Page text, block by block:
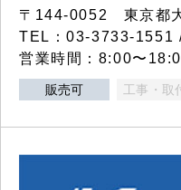
〒144-0052 東京都
TEL：03-3733-1551
営業時間：8:00〜
販売可 工事・取